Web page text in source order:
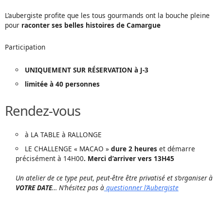
L’aubergiste profite que les tous gourmands ont la bouche pleine
pour raconter ses belles histoires de Camargue
Participation
UNIQUEMENT SUR RÉSERVATION à J-3
limitée à 40 personnes
Rendez-vous
à LA TABLE à RALLONGE
LE CHALLENGE « MACAO »dure 2 heures et démarre
précisément à 14H00. Merci d’arriver vers 13H45
Un atelier de ce type peut, peut-être être privatisé et s’organiser à
VOTRE DATE… N’hésitez pas àquestionner l’Aubergiste